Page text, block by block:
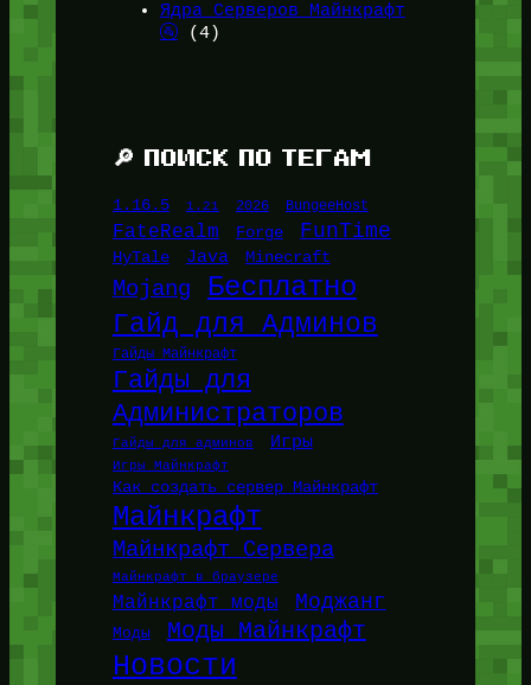
Ядра Серверов Майнкрафт
🚰(4)
🔎 ПОИСК ПО ТЕГАМ
1.16.5 1.21 2026 BungeeHost
FateRealm Forge FunTime
HyTale Java Minecraft
Mojang Бесплатно
Гайд для Админов
Гайды Майнкрафт
Гайды для
Администраторов
Гайды для админов Игры
Игры Майнкрафт
Как создать сервер Майнкрафт
Майнкрафт
Майнкрафт Сервера
Майнкрафт в браузере
Майнкрафт моды Моджанг
Моды Моды Майнкрафт
Новости